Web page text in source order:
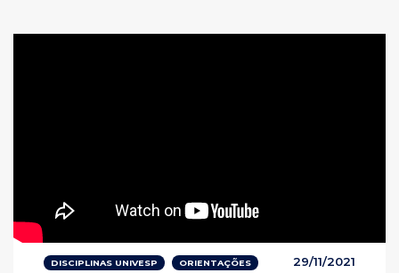
DISCIPLINAS UNIVESP ORIENTAÇÕES 29/11/2021